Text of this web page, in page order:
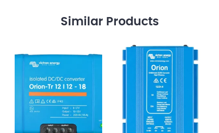
Similar Products